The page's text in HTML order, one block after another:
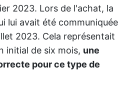
2023. Lors de l'achat, la
lui avait été communiquée
2023. Cela représentait
initial de six mois, une
pour ce type de